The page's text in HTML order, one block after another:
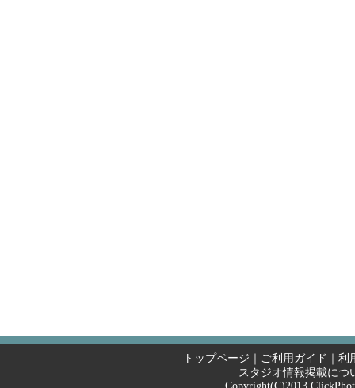
トップページ ｜ ご利用ガイド ｜ 利
スタジオ情報掲載につ